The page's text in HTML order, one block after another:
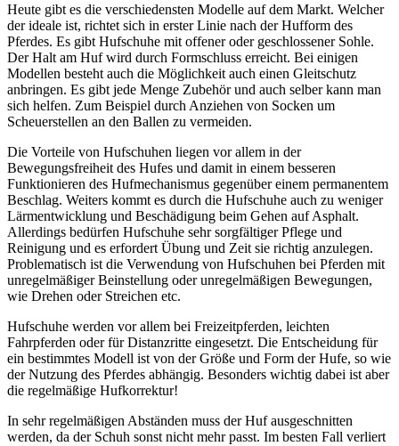
Heute gibt es die verschiedensten Modelle auf dem Markt. Welcher
der ideale ist, richtet sich in erster Linie nach der Hufform des
Pferdes. Es gibt Hufschuhe mit offener oder geschlossener Sohle.
Der Halt am Huf wird durch Formschluss erreicht. Bei einigen
Modellen besteht auch die Möglichkeit auch einen Gleitschutz
anbringen. Es gibt jede Menge Zubehör und auch selber kann man
sich helfen. Zum Beispiel durch Anziehen von Socken um
Scheuerstellen an den Ballen zu vermeiden.
Die Vorteile von Hufschuhen liegen vor allem in der
Bewegungsfreiheit des Hufes und damit in einem besseren
Funktionieren des Hufmechanismus gegenüber einem permanentem
Beschlag. Weiters kommt es durch die Hufschuhe auch zu weniger
Lärmentwicklung und Beschädigung beim Gehen auf Asphalt.
Allerdings bedürfen Hufschuhe sehr sorgfältiger Pflege und
Reinigung und es erfordert Übung und Zeit sie richtig anzulegen.
Problematisch ist die Verwendung von Hufschuhen bei Pferden mit
unregelmäßiger Beinstellung oder unregelmäßigen Bewegungen,
wie Drehen oder Streichen etc.
Hufschuhe werden vor allem bei Freizeitpferden, leichten
Fahrpferden oder für Distanzritte eingesetzt. Die Entscheidung für
ein bestimmtes Modell ist von der Größe und Form der Hufe, so wie
der Nutzung des Pferdes abhängig. Besonders wichtig dabei ist aber
die regelmäßige Hufkorrektur!
In sehr regelmäßigen Abständen muss der Huf ausgeschnitten
werden, da der Schuh sonst nicht mehr passt. Im besten Fall verliert